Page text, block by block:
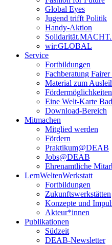
Global Eyes
Jugend trifft Politik
Handy-Aktion
wir:GLOBAL
Service
Fortbildungen
Fachberatung
Material zum
Fördermöglichkeiten
Eine Welt-Karte
Download-Bereich
Mitmachen
Mitglied werden
Fördern
Praktikum@DEAB
Jobs@DEAB
Ehrenamtliche
LernWeltenWerkstatt
Fortbildungen
Zukunftswerkstätten
Konzepte und
Akteur*innen
Publikationen
Südzeit
DEAB-Newsletter